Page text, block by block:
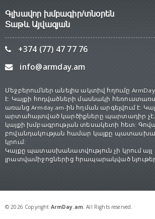
Գլխավոր խմբագիր/տնօրեն
Տաթև Այվազյան
+374 (77) 47 77 76
info@armday.am
Մեջբերումներ անելիս ակտիվ հղումը
է: Կայքի հոդվածների մասնակի
առանց Armday.am-ին հղման արգելվում է:
արտահայտված կարծիքները պարտադիր չէ,
կայքի խմբագրության տեսակետի հետ:
բովանդակության համար կայքը
կրում:
Կայքը պատասխանատվություն չի կրում այլ
լրատվամիջոցներից հրապարակված
© 2026 Copyright ArmDay.am. All Rights reserved.